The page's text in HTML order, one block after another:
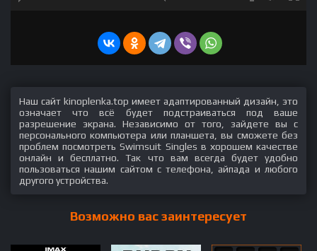
Наш сайт kinoplenka.top имеет адаптированный дизайн, это
означает что всё будет подстраиваться под ваше
разрешение экрана. Независимо от того, зайдете вы с
персонального компьютера или планшета, вы сможете без
проблем посмотреть Swimsuit Singles в хорошем качестве
онлайн и бесплатно. Так что вам всегда будет удобно
пользоваться нашим сайтом с телефона, айпада и любого
другого устройства.
Возможно вас заинтересует